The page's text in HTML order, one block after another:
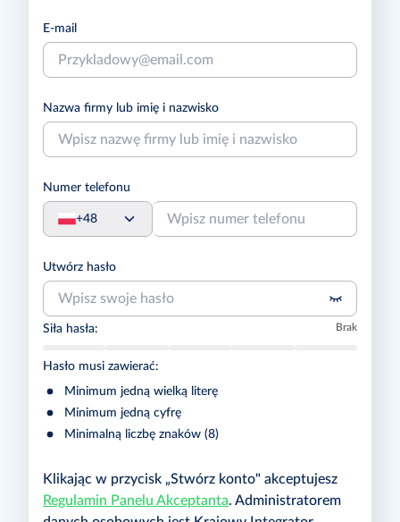
E-mail
Nazwa firmy lub imię i nazwisko
Numer telefonu
+48
Utwórz hasło
Siła hasła: Brak
Hasło musi zawierać:
Minimum jedną wielką literę
Minimum jedną cyfrę
Minimalną liczbę znaków (8)
Klikając w przycisk „Stwórz konto" akceptujesz
Regulamin Panelu Akceptanta. Administratorem